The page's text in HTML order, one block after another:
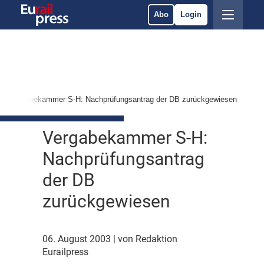
Abo Login
Vergabekammer S-H: Nachprüfungsantrag der DB zurückgewiesen
Vergabekammer S-H:
Nachprüfungsantrag
der DB
zurückgewiesen
06. August 2003
| von Redaktion
Eurailpress